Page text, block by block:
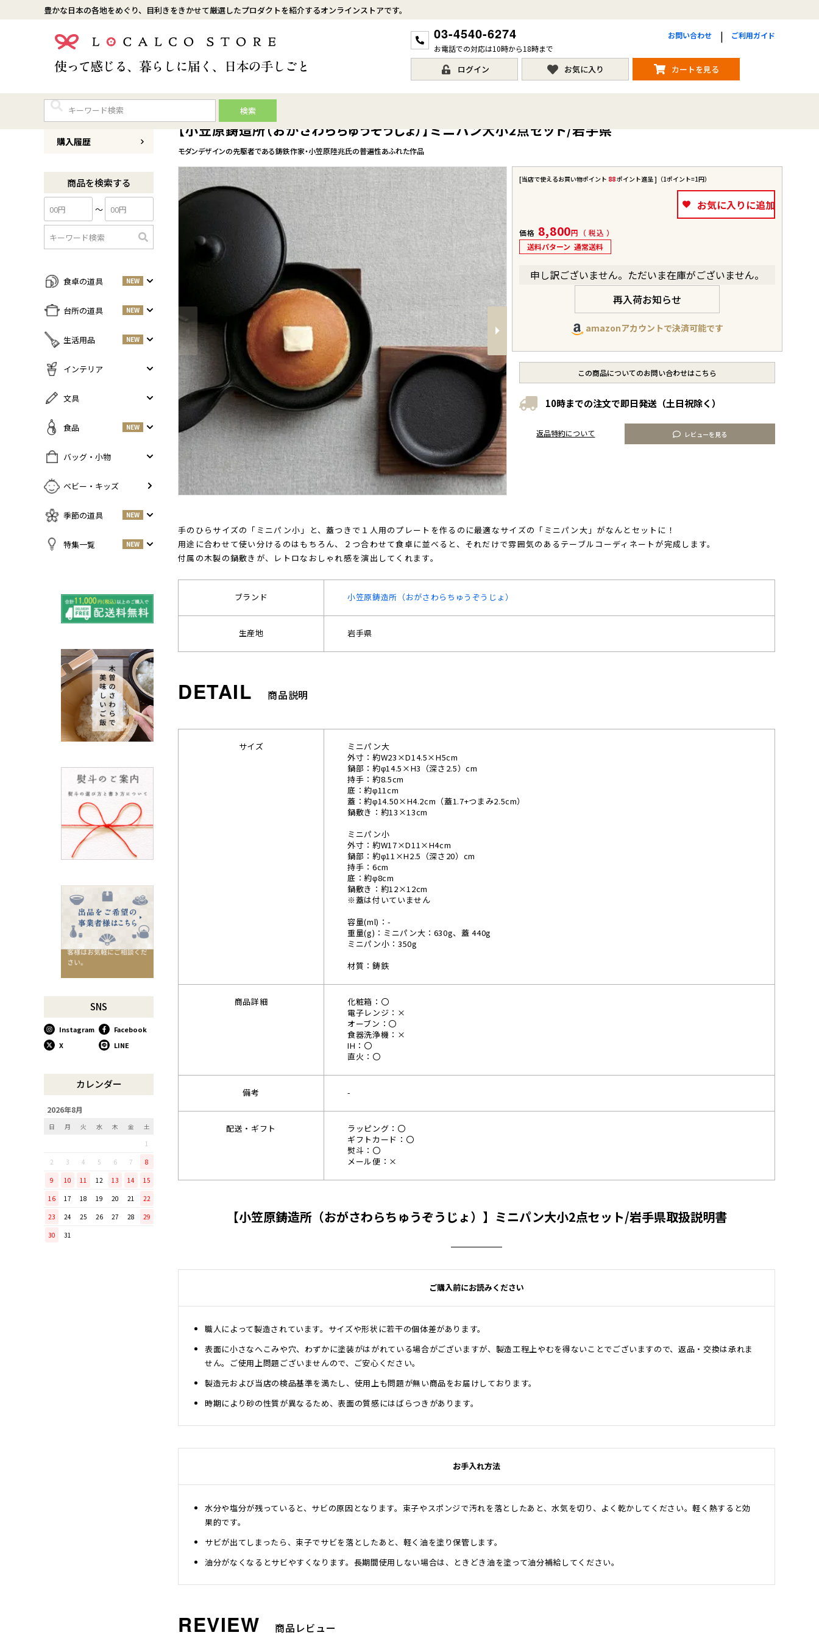
豊かな日本の各地をめぐり、目利きをきかせて厳選したプロダクトを紹介するオンラインストアです。
03-4540-6274
お電話での対応は10時から18時まで
お問い合わせ ご利用ガイド
ログイン お気に入り カートを見る
検索
購入履歴
商品を検索する
〜
検
食卓の道具 NEW
すべての商品をみる
丼・小鉢
グラス・タンブラー
NEW
トレイ・コースター・鍋しき
お弁当グッズ
ポット・鉄瓶
台所の道具 NEW
すべての商品をみる
鍋・フライパン
NEW
調理器具
保存容器
その他キッチンツール
生活用品 NEW
すべての商品をみる
美容ケア
NEW
インテリア
すべての商品をみる
香・ろうそく
文具
すべての商品をみる
PCアクセサリー
食品 NEW
すべての商品を見る
コーヒー NEW
NEW
バッグ・小物
すべての商品をみる
名刺入れ・カードケース
ベビー・キッズ
季節の道具 NEW
すべての商品をみる
秋
特集一覧 NEW
よくある質問〈ほうき
全般〉
NEW
方
棕櫚箒と江戸箒の違い NEW
江戸箒の特徴 NEW
棕櫚箒の特徴 NEW
箒で見直す暮らしの基
準
NEW
ノスタルジックな肥前びーど
SUSgalleryと過ごす至福の時
千切りピーラーで仕込んでみ
星座マグでくつろぎのひとと
コーヒーミルで格別な1杯を
味わう
行平鍋があればたいていのこ
とは大丈夫。
馬毛歯ブラシがオススメな理
お祝い事に欠かせない「ミニ
使い込んで育てる道具、卵焼
き鍋
リンゴのための魅せるナイフ
『pomme』
「毎日納豆を食べていま
てほしい山只華陶苑の納豆鉢
調理から盛り付けまでこなす
「寿 菜箸」は、とても優秀
作所のペティナイフ「ゆり
ミニパンのお手入れ方法
ミニパン（大）で料理を楽し
SNS
Instagram
Facebook
X
LINE
カレンダー
2026年8月
日 月 火 水 木 金
土
1
2
3 4 5 6 7
8
9
10 11 12 13 14
15
16
17 18 19 20 21
22
23
24 25 26 27 28
29
30
31
Previous
Next
モダンデザインの先駆者である鋳鉄作家・小笠原陸兆氏の普遍性あふれた作品
【小笠原鋳造所（おがさわらちゅうぞうじょ）】ミニパン大小2点セット/岩手県
O001KM001F-SET
[当店で使えるお買い物ポイント 88ポイント進呈 ]（1ポイント=1円）
価格 8,800
税込
送料パターン 通常送料
申し訳ございません。ただいま在庫がございません。
お気に入りに追加
再入荷お知らせ
amazonアカウントで決済可能です
10時までの注文で即日発送（土日祝除く）
この商品についてのお問い合わせはこちら
レビューを見る
返品特約について
手のひらサイズの「ミニパン小」と、蓋つきで１人用のプレートを作るのに最適なサイズの「ミニパン大」がなんとセットに！
用途に合わせて使い分けるのはもちろん、２つ合わせて食卓に並べると、それだけで雰囲気のあるテーブルコーディネートが完成します。
付属の木製の鍋敷きが、レトロなおしゃれ感を演出してくれます。
ブランド 小笠原鋳造所（おがさわらちゅうぞうじょ）
生産地 岩手県
商品説明
サイズ
ミニパン大
外寸：約W23×D14.5×H5cm
鍋部：約φ14.5×H3（深さ2.5）cm
持手：約8.5cm
底：約φ11cm
蓋：約φ14.50×H4.2cm（蓋1.7+つまみ2.5cm）
鍋敷き：約13×13cm
ミニパン小
外寸：約W17×D11×H4cm
鍋部：約φ11×H2.5（深さ20）cm
持手：6cm
底：約φ8cm
鍋敷き：約12×12cm
※蓋は付いていません
容量(ml)：-
重量(g)：ミニパン大：630g、蓋 440g
ミニパン小：350g
材質：鋳鉄
商品詳細
化粧箱：〇
電子レンジ：×
オーブン：〇
食器洗浄機：×
IH：〇
直火：〇
備考 -
配送・ギフト
ラッピング：〇
ギフトカード：〇
熨斗：〇
メール便：×
【小笠原鋳造所（おがさわらちゅうぞうじょ）】ミニパン大小2点セット/岩手県取扱説明書
ご購入前にお読みください
職人によって製造されています。サイズや形状に若干の個体差があります。
表面に小さなへこみや穴、わずかに塗装がはがれている場合がございますが、製造工程上やむを得ないことでございますので、返品・交換は承れま
せん。ご使用上問題ございませんので、ご安心ください。
製造元および当店の検品基準を満たし、使用上も問題が無い商品をお届けしております。
時期により砂の性質が異なるため、表面の質感にはばらつきがあります。
お手入れ方法
水分や塩分が残っていると、サビの原因となります。束子やスポンジで汚れを落としたあと、水気を切り、よく乾かしてください。軽く熱すると効
果的です。
サビが出てしまったら、束子でサビを落としたあと、軽く油を塗り保管します。
油分がなくなるとサビやすくなります。長期間使用しない場合は、ときどき油を塗って油分補給してください。
商品レビュー